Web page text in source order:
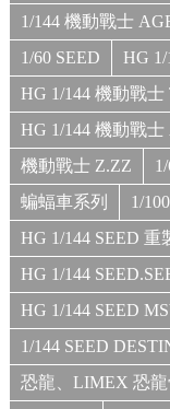
1/144 機動戰士
1/60 SEED
HG 1/
HG 1/144 機動戰
HG 1/144 機動戰士
機動戰士 Z.ZZ
蝙蝠車系列
1/
HG 1/144 SEED 重
HG 1/144
HG 1/144 SEED
1/144 SEED
恐龍、LIMEX 恐